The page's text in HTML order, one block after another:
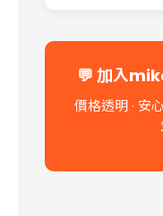
💬 加入
價格透明 · 安